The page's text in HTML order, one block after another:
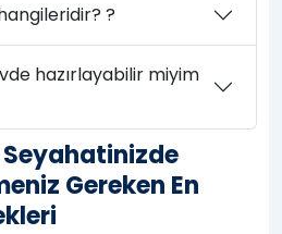
?
hazırlayabilir miyim
Gereken En